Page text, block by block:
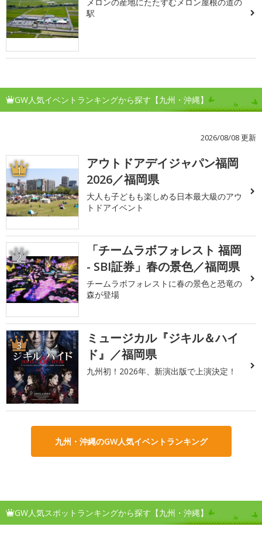
駅
GW人気イベントランキングから探す【九州・沖縄】
2026/08/08 更新
1
アウトドアデイジャパン福岡
2026／福岡県
大人も子どもも楽しめる日本最大級のアウ
トドアイベント
2
「チームラボフォレスト 福岡
- SBI証券」春の景色／福岡県
チームラボフォレストに春の景色と恐竜の
森が登場
3
ミュージカル『ジキル＆ハイ
ド』／福岡県
九州初！2026年、新演出版で上演決定！
九州・沖縄のGW人気イベントランキング
GW人気スポットランキングから探す【九州・沖縄】